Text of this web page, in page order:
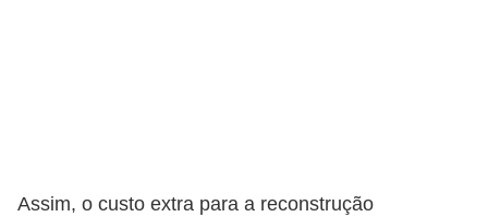
Assim, o custo extra para a reconstrução